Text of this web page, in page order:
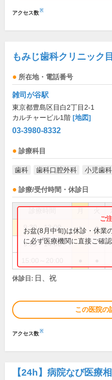
アクセス数※
もみじ歯科クリニック
所在地・電話番号
雑司が谷駅
東京都豊島区目白2丁目2-1
カルチャービル1階 [地図]
03-3980-8332
診療科目
歯科 歯科口腔外科 小児歯科
診療/受付時間・休診日
9:30～13:00 ● ●
9:30～14:00
お盆(8月中旬)は休診・休業
に必ず医療機関に直接ご確認
休診日: 日、祝
この医院の
アクセス数※
【24h】 病院なび医療